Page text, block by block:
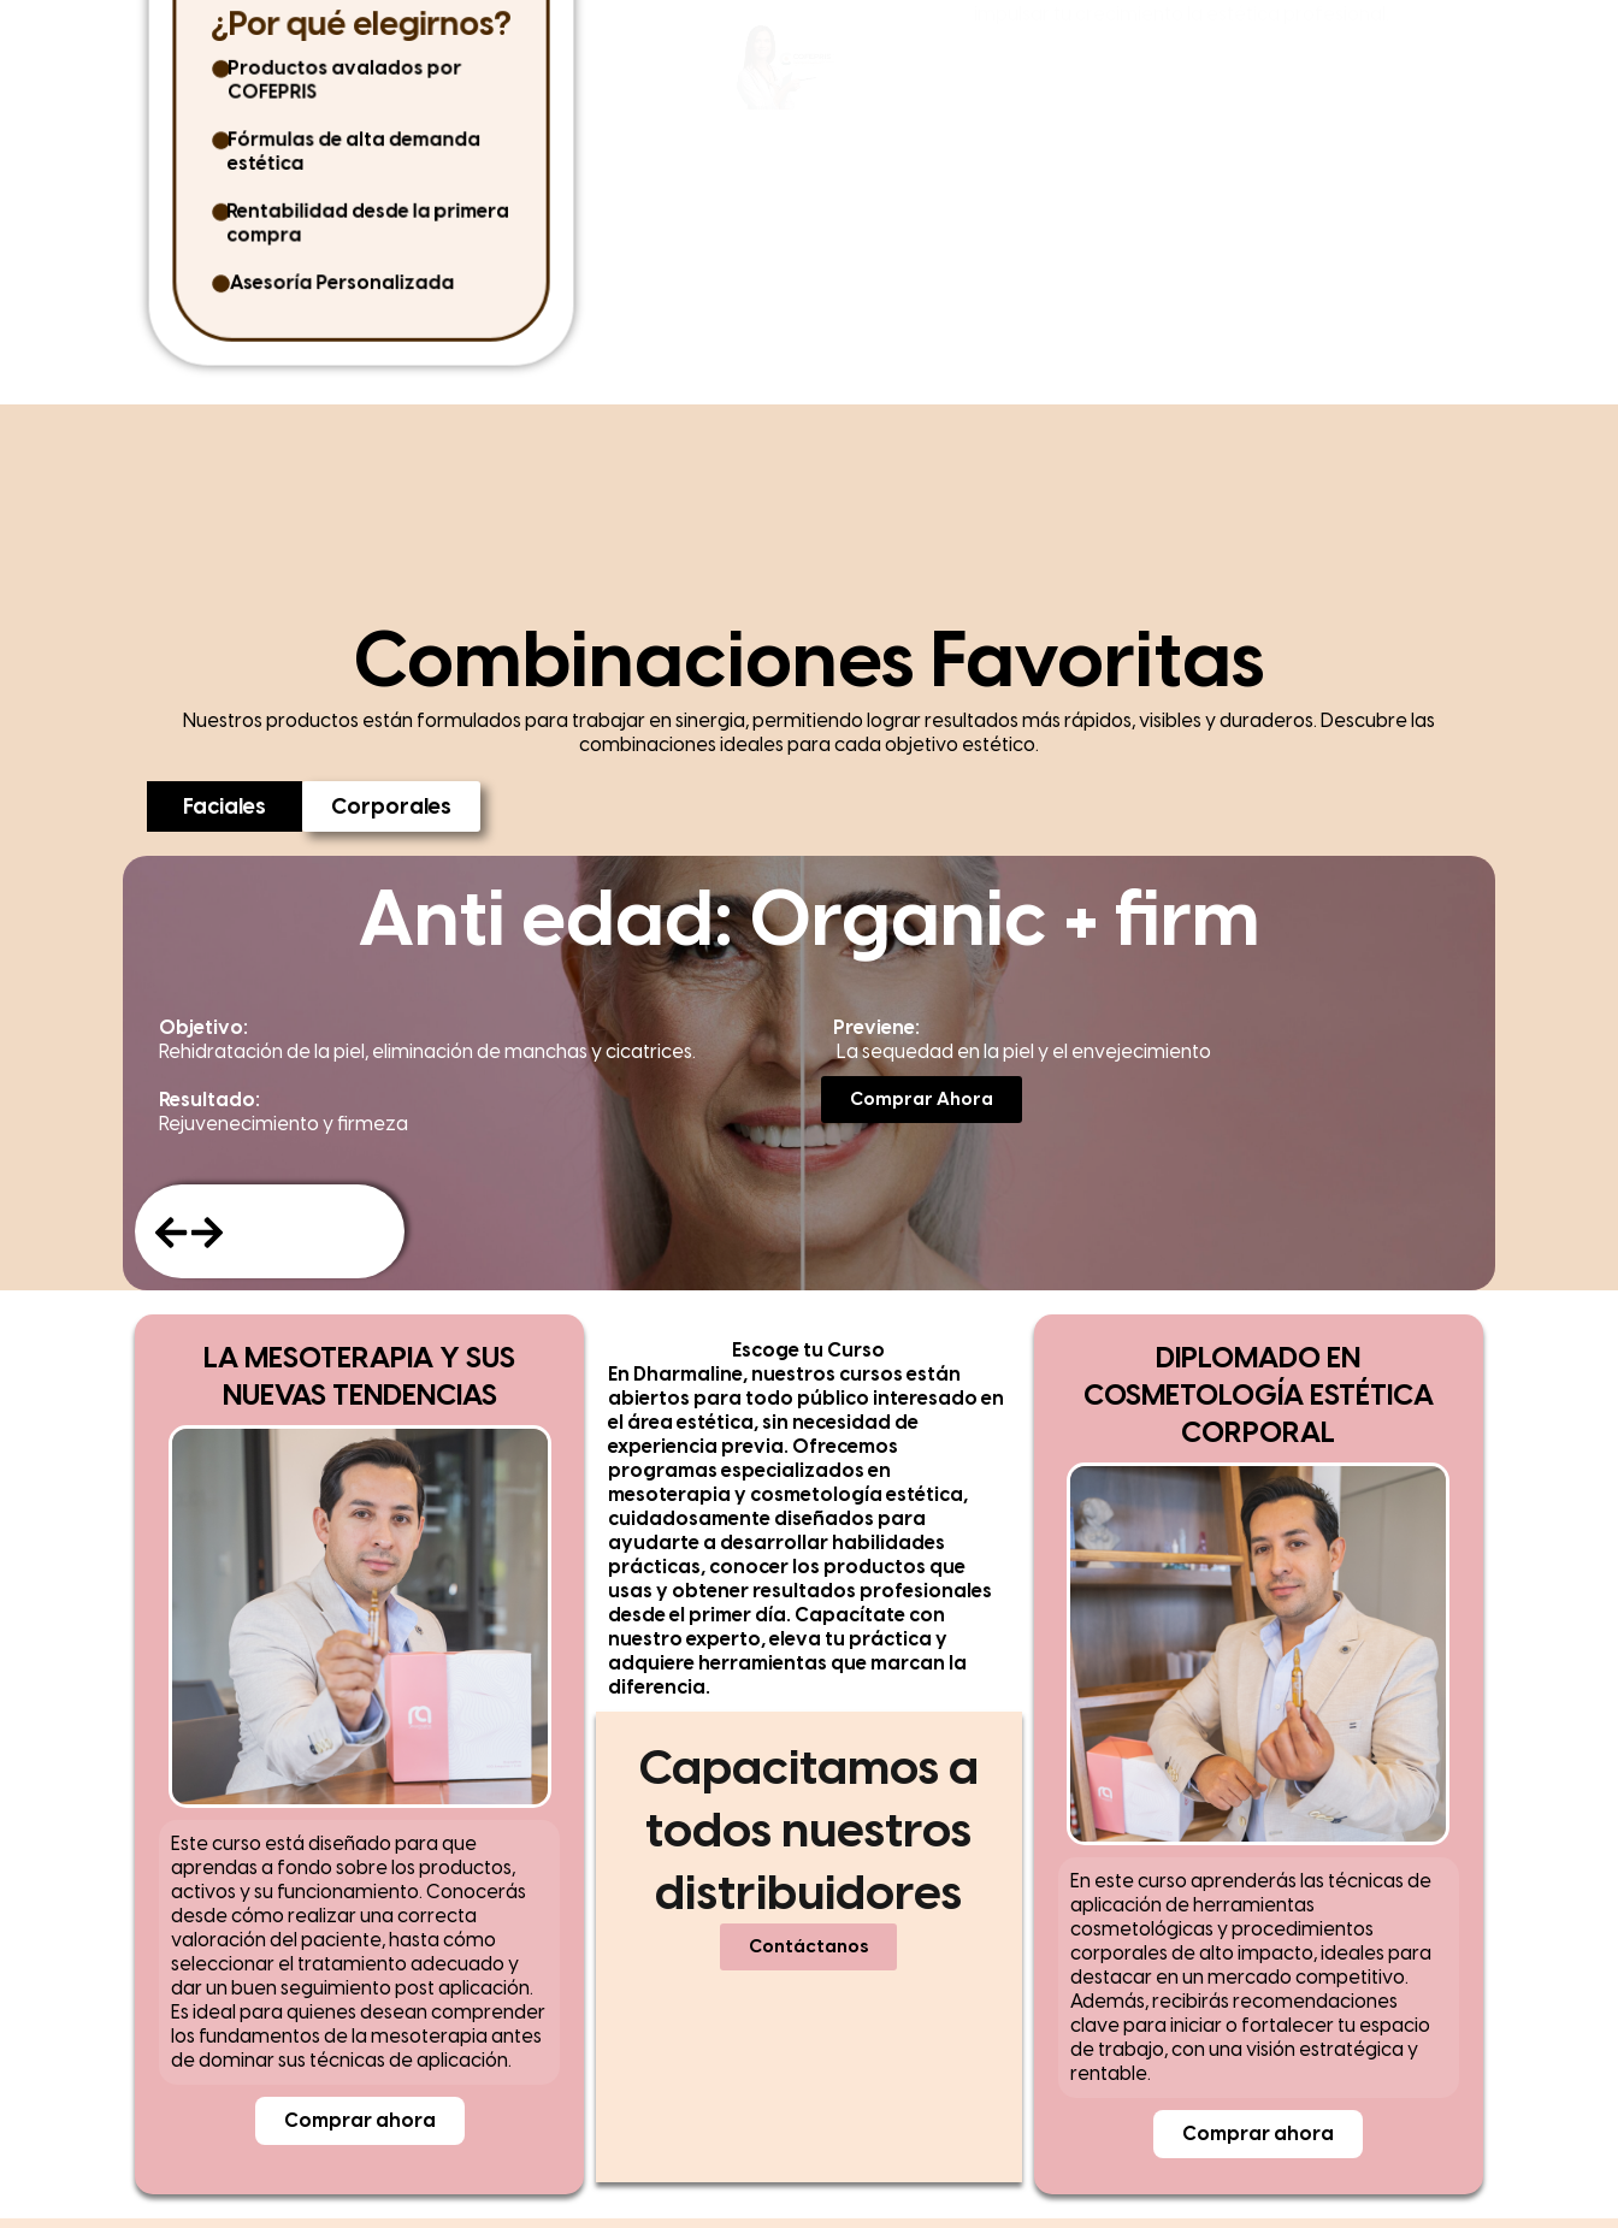
¿Por qué elegirnos?
Productos avalados por
COFEPRIS
Fórmulas de alta demanda
estética
Rentabilidad desde la primera
compra
Asesoría Personalizada
Combinaciones Favoritas
Nuestros productos están formulados para trabajar en sinergia, permitiendo lograr resultados más rápidos, visibles y duraderos. Descubre las
combinaciones ideales para cada objetivo estético.
Faciales Corporales
Anti edad: Organic + firm
Objetivo:
Rehidratación de la piel, eliminación de manchas y cicatrices.
Resultado:
Rejuvenecimiento y firmeza
Previene:
La sequedad en la piel y el envejecimiento
Comprar Ahora
LA MESOTERAPIA Y SUS
NUEVAS TENDENCIAS
Este curso está diseñado para que
aprendas a fondo sobre los productos,
activos y su funcionamiento. Conocerás
desde cómo realizar una correcta
valoración del paciente, hasta cómo
seleccionar el tratamiento adecuado y
dar un buen seguimiento post aplicación.
Es ideal para quienes desean comprender
los fundamentos de la mesoterapia antes
de dominar sus técnicas de aplicación.
Comprar ahora
Escoge tu Curso
En Dharmaline, nuestros cursos están
abiertos para todo público interesado en
el área estética, sin necesidad de
experiencia previa. Ofrecemos
programas especializados en
mesoterapia y cosmetología estética,
cuidadosamente diseñados para
ayudarte a desarrollar habilidades
prácticas, conocer los productos que
usas y obtener resultados profesionales
desde el primer día. Capacítate con
nuestro experto, eleva tu práctica y
adquiere herramientas que marcan la
diferencia.
Capacitamos a
todos nuestros
distribuidores
Contáctanos
DIPLOMADO EN
COSMETOLOGÍA ESTÉTICA
CORPORAL
En este curso aprenderás las técnicas de
aplicación de herramientas
cosmetológicas y procedimientos
corporales de alto impacto, ideales para
destacar en un mercado competitivo.
Además, recibirás recomendaciones
clave para iniciar o fortalecer tu espacio
de trabajo, con una visión estratégica y
rentable.
Comprar ahora